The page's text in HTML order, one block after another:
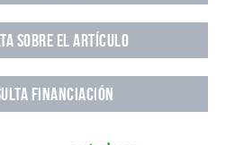
SOBRE EL ARTÍCULO
FINANCIACIÓN